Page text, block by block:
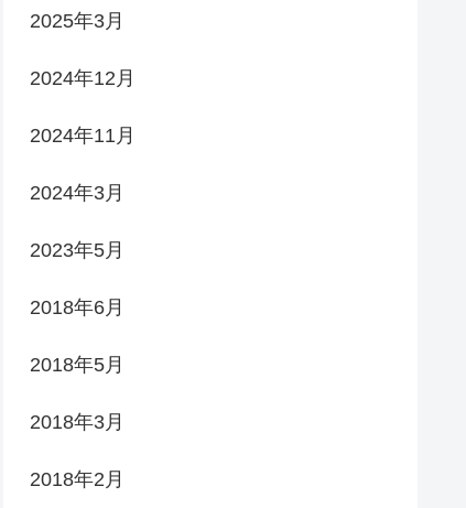
2025年3月
2024年12月
2024年11月
2024年3月
2023年5月
2018年6月
2018年5月
2018年3月
2018年2月